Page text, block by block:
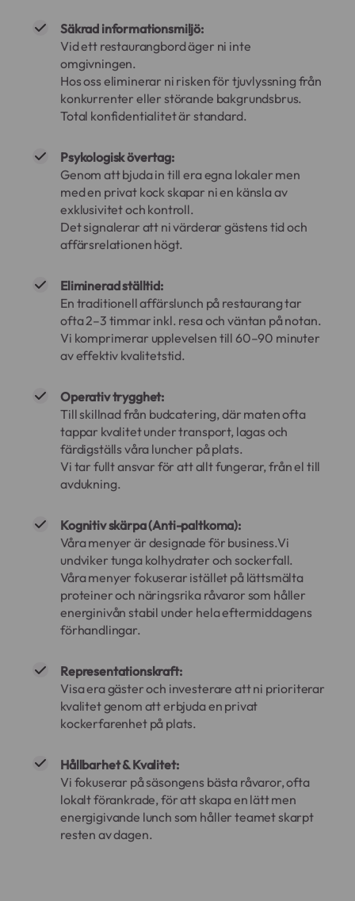
Säkrad informationsmiljö:
Vid ett restaurangbord äger ni inte
omgivningen.
Hos oss eliminerar ni risken för tjuvlyssning från
konkurrenter eller störande bakgrundsbrus.
Total konfidentialitet är standard.
Psykologisk övertag:
Genom att bjuda in till era egna lokaler men
med en privat kock skapar ni en känsla av
exklusivitet och kontroll.
Det signalerar att ni värderar gästens tid och
affärsrelationen högt.
Eliminerad ställtid:
En traditionell affärslunch på restaurang tar
ofta 2–3 timmar inkl. resa och väntan på notan.
Vi komprimerar upplevelsen till 60–90 minuter
av effektiv kvalitetstid.
Operativ trygghet:
Till skillnad från budcatering, där maten ofta
tappar kvalitet under transport, lagas och
färdigställs våra luncher på plats.
Vi tar fullt ansvar för att allt fungerar, från el till
avdukning.
Kognitiv skärpa (Anti-paltkoma):
Våra menyer är designade för business.Vi
undviker tunga kolhydrater och sockerfall.
Våra menyer fokuserar istället på lättsmälta
proteiner och näringsrika råvaror som håller
energinivån stabil under hela eftermiddagens
förhandlingar.
Representationskraft:
Visa era gäster och investerare att ni prioriterar
kvalitet genom att erbjuda en privat
kockerfarenhet på plats.
Hållbarhet & Kvalitet:
Vi fokuserar på säsongens bästa råvaror, ofta
lokalt förankrade, för att skapa en lätt men
energigivande lunch som håller teamet skarpt
resten av dagen.